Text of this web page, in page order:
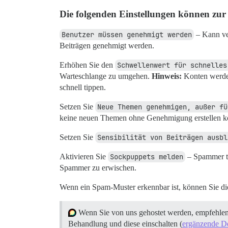
Die folgenden Einstellungen können
Benutzer müssen genehmigt werden – Kann
Beiträgen genehmigt werden.
Erhöhen Sie den Schwellenwert für
Warteschlange zu umgehen. Hinweis: Konten
schnell tippen.
Setzen Sie Neue Themen genehmigen, außer
keine neuen Themen ohne Genehmigung erstellen
Setzen Sie Sensibilität von Beiträgen
Aktivieren Sie Sockpuppets melden – Spammer
Spammer zu erwischen.
Wenn ein Spam-Muster erkennbar ist, können Sie
Wenn Sie von uns gehostet werden,
Behandlung und diese einschalten (ergänzende